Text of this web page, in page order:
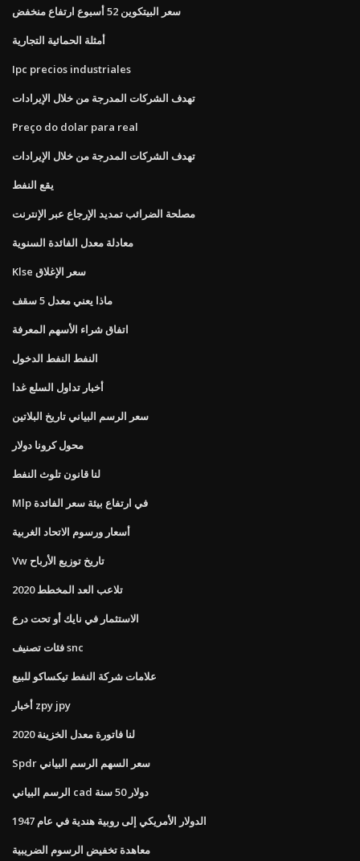
سعر البيتكوين 52 أسبوع ارتفاع منخفض
أمثلة الحمائية التجارية
Ipc precios industriales
تهدف الشركات المدرجة من خلال الإيرادات
Preço do dolar para real
تهدف الشركات المدرجة من خلال الإيرادات
يقع النفط
مصلحة الضرائب تمديد الإرجاع عبر الإنترنت
معادلة معدل الفائدة السنوية
Klse سعر الإغلاق
ماذا يعني معدل 5 سقف
اتفاق شراء الأسهم المعرفة
النفط النفط الدخول
أخبار تداول السلع غدا
سعر الرسم البياني تاريخ البلاتين
محول كرونا دولار
لنا قانون تلوث النفط
Mlp في ارتفاع بيئة سعر الفائدة
أسعار ورسوم الاتحاد الغربية
Vw تاريخ توزيع الأرباح
تلاعب العد المخطط 2020
الاستثمار في نايك أو تحت درع
فئات تصنيف snc
علامات شركة النفط تيكساكو للبيع
أخبار zpy jpy
لنا فاتورة معدل الخزينة 2020
Spdr سعر السهم الرسم البياني
الرسم البياني cad دولار 50 سنة
الدولار الأمريكي إلى روبية هندية في عام 1947
معاهدة تخفيض الرسوم الضريبية